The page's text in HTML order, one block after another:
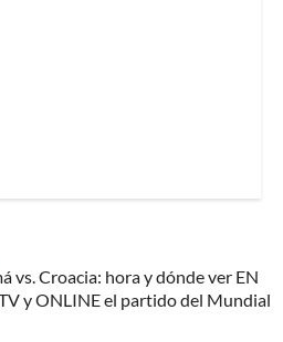
vs. Croacia: hora y dónde ver EN
y ONLINE el partido del Mundial